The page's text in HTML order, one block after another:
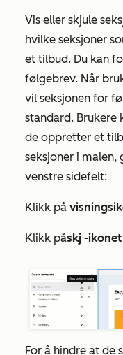
Vis eller skjule
hvilke seksjoner
et tilbud. Du kan
følgebrev. Når
vil seksjonen for
standard. Brukere
de oppretter et
seksjoner i malen,
venstre sidefelt:
Klikk på
Klikk påskj -
For å hindre at de